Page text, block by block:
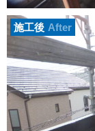
施工後 After